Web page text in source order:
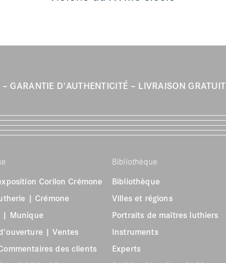
GARANTIE D'AUTHENTICITÉ LIVRAISON GRATUIT
Corilon Crémone
| Crémone
| Munique
| Ventes
des clients
Bibliothèque
Bibliothèque
Villes et régions
Portraits de maîtres luthiers
Instruments
Experts